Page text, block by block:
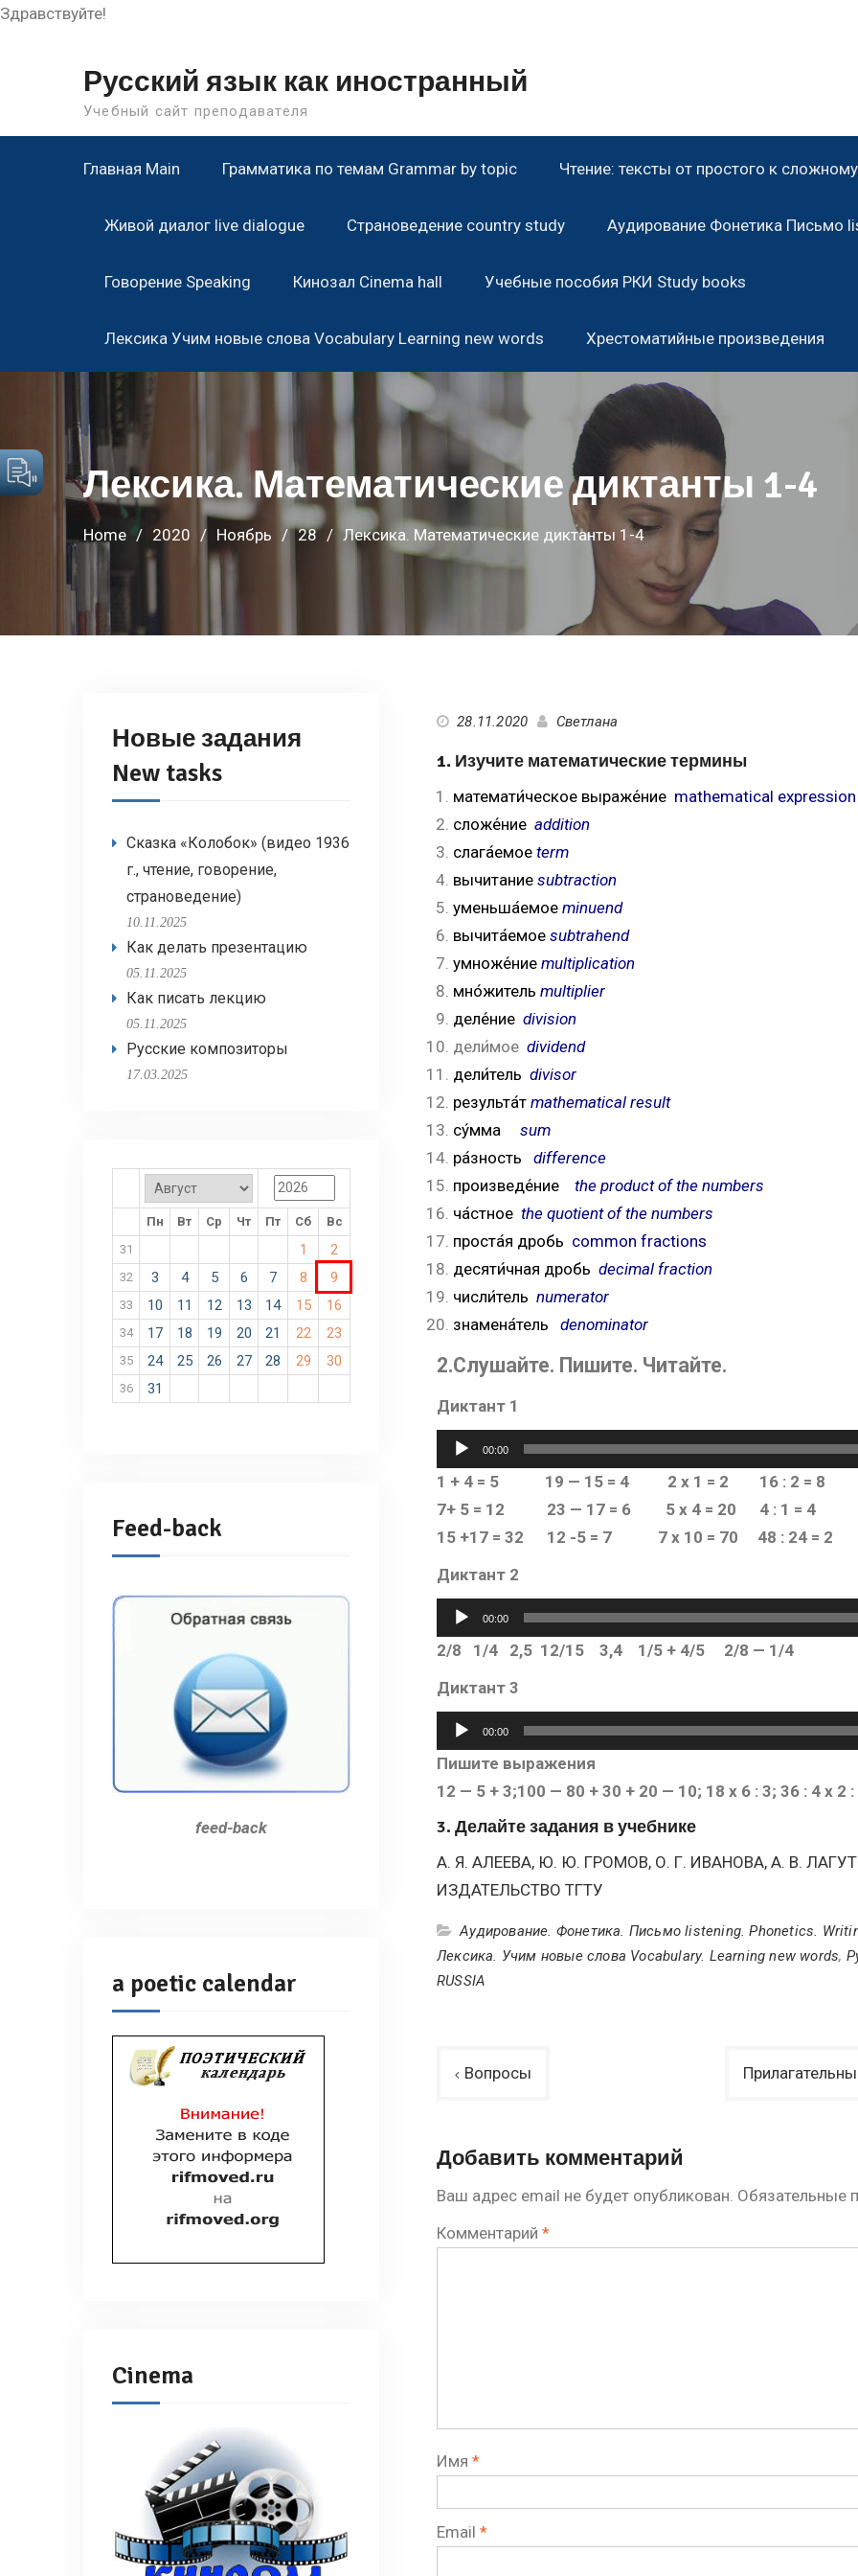
Здравствуйте!
Русский язык как иностранный
Учебный сайт преподавателя
Главная Main Грамматика по темам Grammar by topic Чтение: тексты от простого к
Живой диалог live dialogue Страноведение country study Аудирование Фонетика Письмо
Говорение Speaking Кинозал Cinema hall Учебные пособия РКИ Study books
Лексика Учим новые слова Vocabulary Learning new words Хрестоматийные произведения
Лексика. Математические диктанты 1-4
Home 2020 Ноябрь 28 Лексика. Математические диктанты 1-4
28.11.2020 Светлана
1. Изучите математические термины
математи́ческое выраже́ние mathematical expression
сложе́ние addition
слага́емое term
вычитание subtraction
уменьша́емое minuend
вычита́емое subtrahend
умноже́ние multiplication
мно́житель multiplier
деле́ние division
дели́мое dividend
дели́тель divisor
результа́т mathematical result
су́мма sum
ра́зность
difference
произведе́ние the product of the numbers
ча́стное the quotient of the numbers
проста́я дробь common fractions
десяти́чная дробь decimal fraction
числи́тель numerator
знамена́тель
denominator
2.Слушайте. Пишите. Читайте.
Диктант 1
Аудиоплеер
00:00
1 + 4 = 5 19 — 15 = 4 2 x 1 = 2 16 : 2 = 8
7+ 5 = 12 23 — 17 = 6 5 x 4 = 20 4 : 1 = 4
15 +17 = 32 12 -5 = 7 7 x 10 = 70 48 : 24 = 2
Диктант 2
Аудиоплеер
00:00
2/8 1/4 2,5 12/15 3,4 1/5 + 4/5 2/8 — 1/4
Диктант 3
Аудиоплеер
00:00
Пишите выражения
12 — 5 + 3;100 — 80 + 30 + 20 — 10; 18 x 6 : 3; 36 : 4 x 2
3. Делайте задания в учебнике
А. Я. АЛЕЕВА, Ю. Ю. ГРОМОВ, О. Г. ИВАНОВА, А. В.
ИЗДАТЕЛЬСТВО ТГТУ
Аудирование. Фонетика. Письмо listening. Phonetics.
Лексика. Учим новые слова Vocabulary. Learning new words,
RUSSIA
Навигация
Вопросы
Добавить комментарий
Ваш адрес email не будет опубликован. Обязательные
Комментарий *
Имя *
Email *
Новые задания
New tasks
Сказка «Колобок» (видео 1936
г., чтение, говорение,
страноведение)
10.11.2025
Как делать презентацию
05.11.2025
Как писать лекцию
05.11.2025
Русские композиторы
17.03.2025
Пн Вт Ср Чт Пт Сб
Вс
31
1 2
32 3 4 5 6 7 8 9
33 10 11 12 13 14 15 16
34 17 18 19 20 21 22 23
35 24 25 26 27 28 29 30
36 31
Feed-back
feed-back
a poetic calendar
Cinema